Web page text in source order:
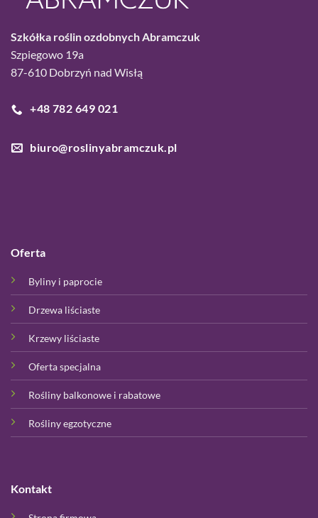
Szkółka roślin ozdobnych Abramczuk
Szpiegowo 19a
87-610 Dobrzyń nad Wisłą
+48 782 649 021
biuro@roslinyabramczuk.pl
Oferta
Byliny i paprocie
Drzewa liściaste
Krzewy liściaste
Oferta specjalna
Rośliny balkonowe i rabatowe
Rośliny egzotyczne
Kontakt